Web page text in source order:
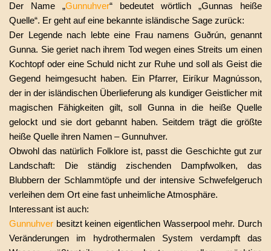
Der Name „Gunnuhver“ bedeutet wörtlich „Gunnas heiße
Quelle“. Er geht auf eine bekannte isländische Sage zurück:
Der Legende nach lebte eine Frau namens Guðrún, genannt
Gunna. Sie geriet nach ihrem Tod wegen eines Streits um einen
Kochtopf oder eine Schuld nicht zur Ruhe und soll als Geist die
Gegend heimgesucht haben. Ein Pfarrer, Eiríkur Magnússon,
der in der isländischen Überlieferung als kundiger Geistlicher mit
magischen Fähigkeiten gilt, soll Gunna in die heiße Quelle
gelockt und sie dort gebannt haben. Seitdem trägt die größte
heiße Quelle ihren Namen – Gunnuhver.
Obwohl das natürlich Folklore ist, passt die Geschichte gut zur
Landschaft: Die ständig zischenden Dampfwolken, das
Blubbern der Schlammtöpfe und der intensive Schwefelgeruch
verleihen dem Ort eine fast unheimliche Atmosphäre.
Interessant ist auch:
Gunnuhver besitzt keinen eigentlichen Wasserpool mehr. Durch
Veränderungen im hydrothermalen System verdampft das